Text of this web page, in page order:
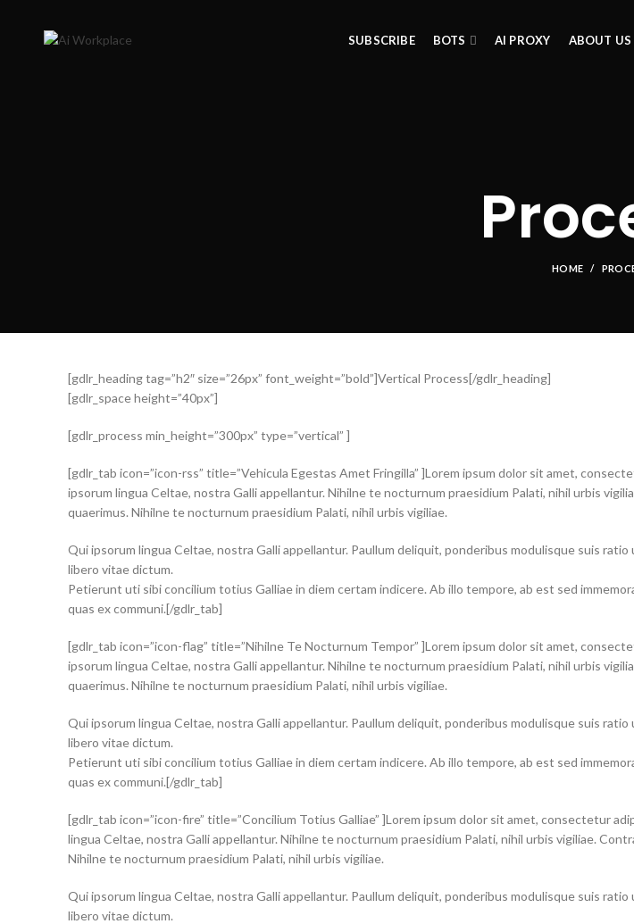
SUBSCRIBE BOTS AI PROXY ABOUT US
HOME
[gdlr_heading tag=”h2″ size=”26px” font_weight=”bold”]Vertical Process[/gdlr_heading]
[gdlr_space height=”40px”]
[gdlr_process min_height=”300px” type=”vertical” ]
[gdlr_tab icon=”icon-rss” title=”Vehicula Egestas Amet Fringilla” ]Lorem ipsum dolor sit amet,
ipsorum lingua Celtae, nostra Galli appellantur. Nihilne te nocturnum praesidium Palati, nihil urbis
quaerimus. Nihilne te nocturnum praesidium Palati, nihil urbis vigiliae.
Qui ipsorum lingua Celtae, nostra Galli appellantur. Paullum deliquit, ponderibus modulisque suis
libero vitae dictum.
Petierunt uti sibi concilium totius Galliae in diem certam indicere. Ab illo tempore, ab est sed
quas ex communi.[/gdlr_tab]
[gdlr_tab icon=”icon-flag” title=”Nihilne Te Nocturnum Tempor” ]Lorem ipsum dolor sit amet,
ipsorum lingua Celtae, nostra Galli appellantur. Nihilne te nocturnum praesidium Palati, nihil urbis
quaerimus. Nihilne te nocturnum praesidium Palati, nihil urbis vigiliae.
Qui ipsorum lingua Celtae, nostra Galli appellantur. Paullum deliquit, ponderibus modulisque suis
libero vitae dictum.
Petierunt uti sibi concilium totius Galliae in diem certam indicere. Ab illo tempore, ab est sed
quas ex communi.[/gdlr_tab]
[gdlr_tab icon=”icon-fire” title=”Concilium Totius Galliae” ]Lorem ipsum dolor sit amet, consectetur
lingua Celtae, nostra Galli appellantur. Nihilne te nocturnum praesidium Palati, nihil urbis vigiliae.
Nihilne te nocturnum praesidium Palati, nihil urbis vigiliae.
Qui ipsorum lingua Celtae, nostra Galli appellantur. Paullum deliquit, ponderibus modulisque suis
libero vitae dictum.